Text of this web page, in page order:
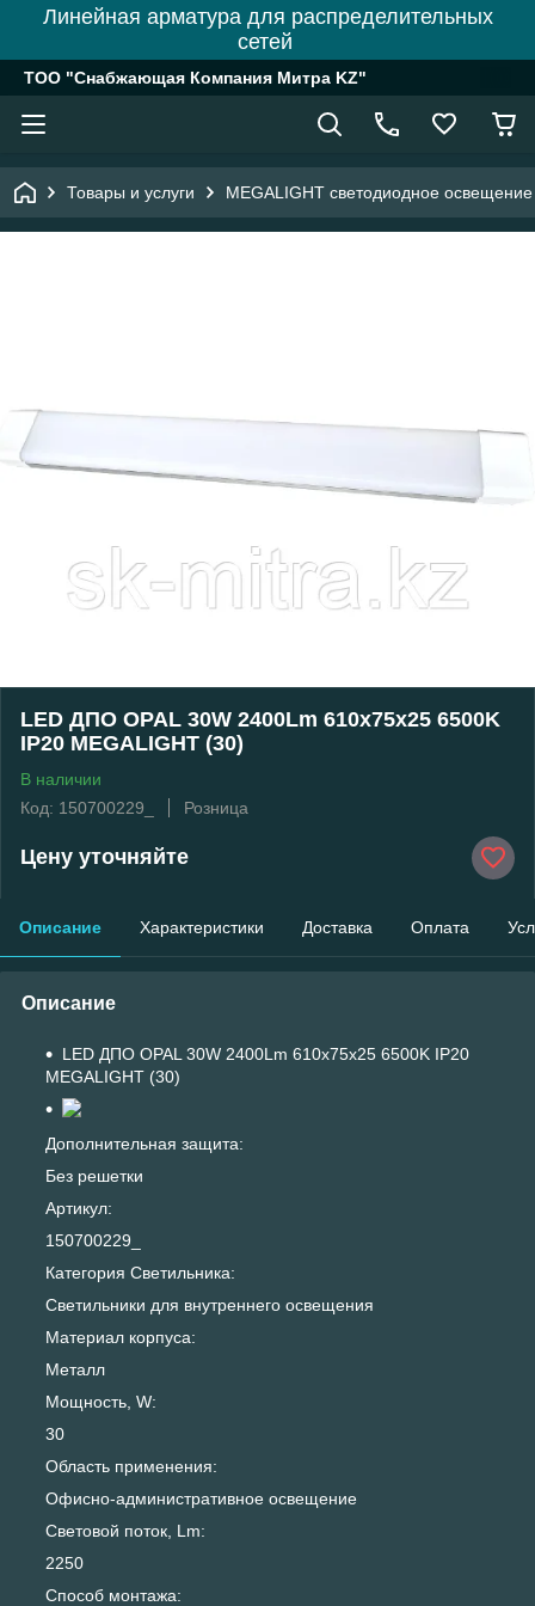
Линейная арматура для распределительных
сетей
ТОО "Снабжающая Компания Митра KZ"
Товары и услуги MEGALIGHT светодиодное освещение
LED ДПО OPAL 30W 2400Lm 610х75х25 6500K
IP20 MEGALIGHT (30)
В наличии
Код: 150700229_
Розница
Цену уточняйте
Описание Характеристики Доставка Оплата
Описание
LED ДПО OPAL 30W 2400Lm 610х75х25 6500K IP20
MEGALIGHT (30)
Дополнительная защита:
Без решетки
Артикул:
150700229_
Категория Светильника:
Светильники для внутреннего освещения
Материал корпуса:
Металл
Мощность, W:
30
Область применения:
Офисно-административное освещение
Световой поток, Lm:
2250
Способ монтажа: